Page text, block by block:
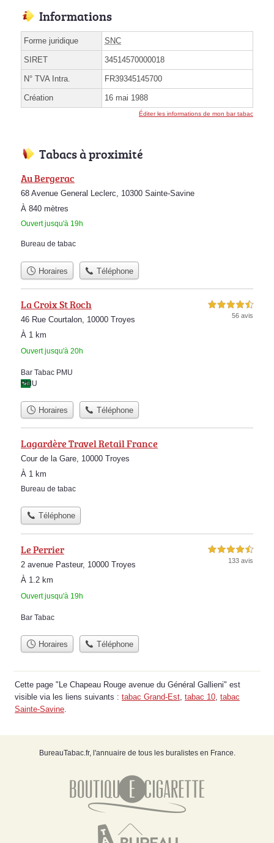
Informations
Forme juridique SNC
SIRET 34514570000018
N° TVA Intra. FR39345145700
Création 16 mai 1988
Éditer les informations de mon bar tabac
Tabacs à proximité
Au Bergerac
68 Avenue General Leclerc, 10300 Sainte-Savine
À 840 mètres
Ouvert jusqu'à 19h
Bureau de tabac
Horaires Téléphone
La Croix St Roch
46 Rue Courtalon, 10000 Troyes
À 1 km
Ouvert jusqu'à 20h
4,5 étoiles sur 5
56 avis
Bar Tabac PMU
PMU
Horaires Téléphone
Lagardère Travel Retail France
Cour de la Gare, 10000 Troyes
À 1 km
Bureau de tabac
Téléphone
Le Perrier
2 avenue Pasteur, 10000 Troyes
À 1.2 km
Ouvert jusqu'à 19h
4,5 étoiles sur 5
133 avis
Bar Tabac
Horaires Téléphone
Cette page "Le Chapeau Rouge avenue du Général Gallieni" est
visible via les liens suivants : tabac Grand-Est tabac 10 tabac
Sainte-Savine
BureauTabac.fr, l'annuaire de tous les buralistes en France.